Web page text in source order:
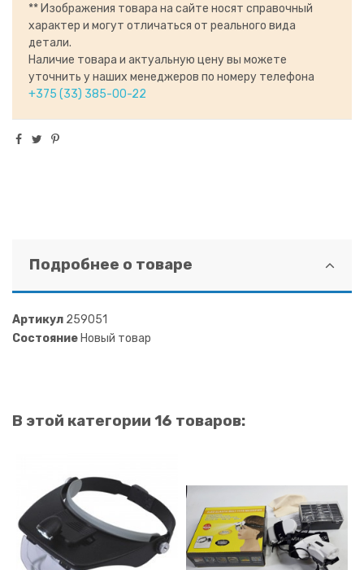
** Изображения товара на сайте носят справочный
характер и могут отличаться от реального вида
детали.
Наличие товара и актуальную цену вы можете
уточнить у наших менеджеров по номеру телефона
+375 (33) 385-00-22
Подробнее о товаре
Артикул 259051
СостояниеНовый товар
В этой категории 16 товаров: